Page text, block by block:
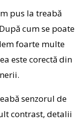
pus la treabă
cum se poate
foarte multe
este corectă din
senzorul de
contrast, detalii